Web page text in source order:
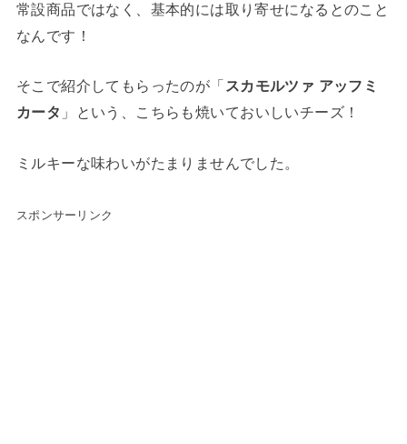
常設商品ではなく、基本的には取り寄せになるとのこと
なんです！
そこで紹介してもらったのが「 スカモルツァ アッフミ
カータ 」という、こちらも焼いておいしいチーズ！
ミルキーな味わいがたまりませんでした。
スポンサーリンク